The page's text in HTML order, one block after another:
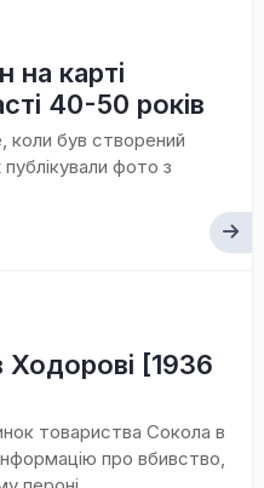
на карті
40-50 років
коли був створений
фото з
Ходорові [1936
товариства Сокола в
про вбивство,